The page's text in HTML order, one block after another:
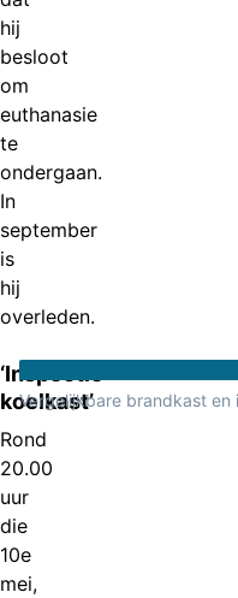
hij
besloot
om
euthanasie
te
ondergaan.
In
september
is
hij
overleden.
‘Inspectie
koelkast’
Rond
20.00
uur
die
10e
mei,
Vergelijkbare brandkast